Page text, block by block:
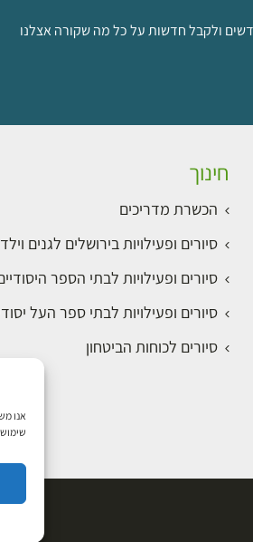
ולקבל חדשות על כל מה שקורה אצלנו
חינוך
הכשרת מדריכים
סיורים ופעילויות בירושלים לגנים
סיורים ופעילויות לבתי הספר
סיורים ופעילויות לבתי ספר העל
סיורים לכוחות הביטחון